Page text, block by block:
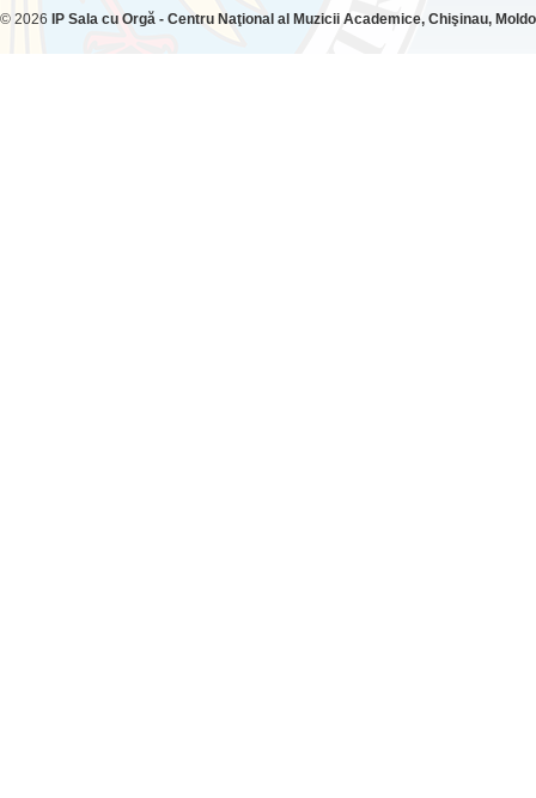
© 2026 IP Sala cu Orgă - Centru Naţional al Muzicii Academice, Chişinau,